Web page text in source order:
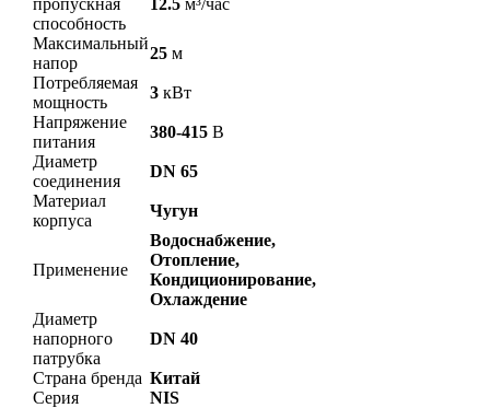
способность
Максимальный
напор
25 м
Потребляемая
мощность
3 кВт
Напряжение
питания
380-415 В
Диаметр
соединения
DN 65
Материал
корпуса
Чугун
Применение
Водоснабжение,
Отопление,
Кондиционирование,
Охлаждение
Диаметр
напорного
патрубка
DN 40
Страна бренда Китай
Серия
NIS